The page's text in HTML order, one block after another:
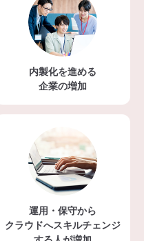
内製化を進める
企業の増加
運用・保守から
クラウドへスキルチェンジ